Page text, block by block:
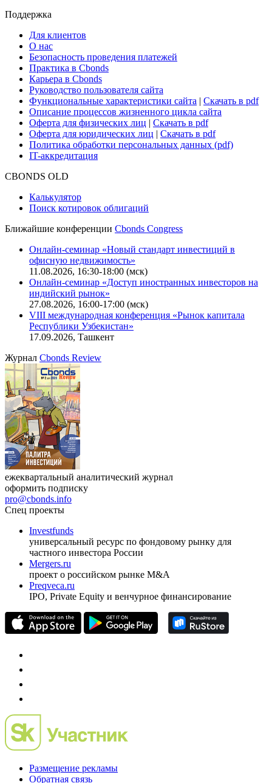
Поддержка
Для клиентов
О нас
Безопасность проведения платежей
Практика в Cbonds
Карьера в Cbonds
Руководство пользователя сайта
Функциональные характеристики сайта | Скачать в pdf
Описание процессов жизненного цикла сайта
Оферта для физических лиц | Скачать в pdf
Оферта для юридических лиц | Скачать в pdf
Политика обработки персональных данных (pdf)
IT-аккредитация
CBONDS OLD
Калькулятор
Поиск котировок облигаций
Ближайшие конференции Cbonds Congress
Онлайн-семинар «Новый стандарт инвестиций в
офисную недвижимость»
11.08.2026, 16:30-18:00 (мск)
Онлайн-семинар «Доступ иностранных инвесторов на
индийский рынок»
27.08.2026, 16:00-17:00 (мск)
VIII международная конференция «Рынок капитала
Республики Узбекистан»
17.09.2026, Ташкент
Журнал Cbonds Review
ежеквартальный аналитический журнал
оформить подписку
pro@cbonds.info
Спец проекты
Investfunds
универсальный ресурс по фондовому рынку для
частного инвестора России
Mergers.ru
проект о российском рынке M&A
Preqveca.ru
IPO, Private Equity и венчурное финансирование
Размещение рекламы
Обратная связь